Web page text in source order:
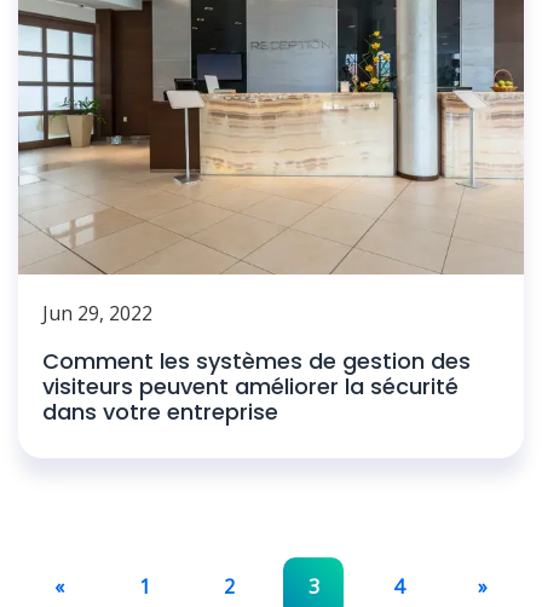
Jun 29, 2022
Comment les systèmes de gestion des
visiteurs peuvent améliorer la sécurité
dans votre entreprise
« 1 2 3 4 »